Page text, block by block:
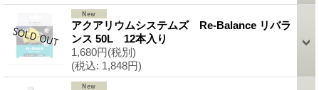
アクアリウムシステムズ Re-Balance リバラ
ンス 50L 12本入り
1,680円(税別)
(税込: 1,848円)